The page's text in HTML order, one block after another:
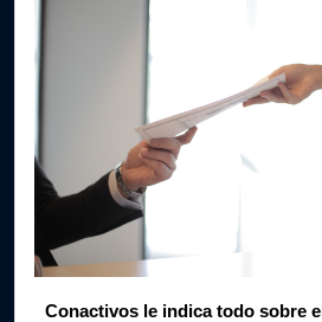
Conactivos le indica todo sobre el